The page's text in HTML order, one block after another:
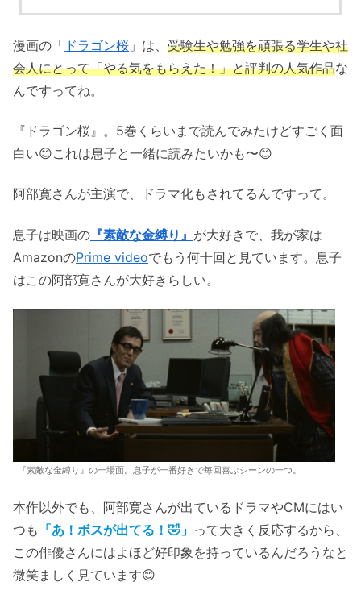
漫画の「 ドラゴン桜 」は、 受験生や勉強を頑張る学生や社
会人にとって「やる気をもらえた！」と評判の人気作品な
んですってね。
『ドラゴン桜』。5巻くらいまで読んでみたけどすごく面
白い😊これは息子と一緒に読みたいかも〜😊
阿部寛さんが主演で、ドラマ化もされてるんですって。
息子は映画の 『素敵な金縛り』 が大好きで、我が家は
AmazonのPrime videoでもう何十回と見ています。息子
はこの阿部寛さんが大好きらしい。
『素敵な金縛り』の一場面。息子が一番好きで毎回喜ぶシーンの一つ。
本作以外でも、阿部寛さんが出ているドラマやCMにはい
つも 「あ！ボスが出てる！🤣」 って大きく反応するから、
この俳優さんにはよほど好印象を持っているんだろうなと
微笑ましく見ています😊